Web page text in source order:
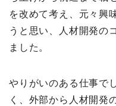
を改めて考え、元々興
うと思い、人材開発の
ました。
やりがいのある仕事で
く、外部から人材開発